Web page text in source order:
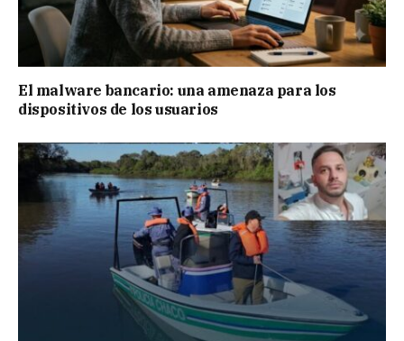
El malware bancario: una amenaza para los
dispositivos de los usuarios